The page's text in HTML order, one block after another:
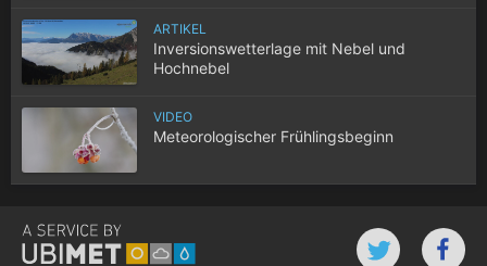
ARTIKEL
Inversionswetterlage mit Nebel und
Hochnebel
VIDEO
Meteorologischer Frühlingsbeginn